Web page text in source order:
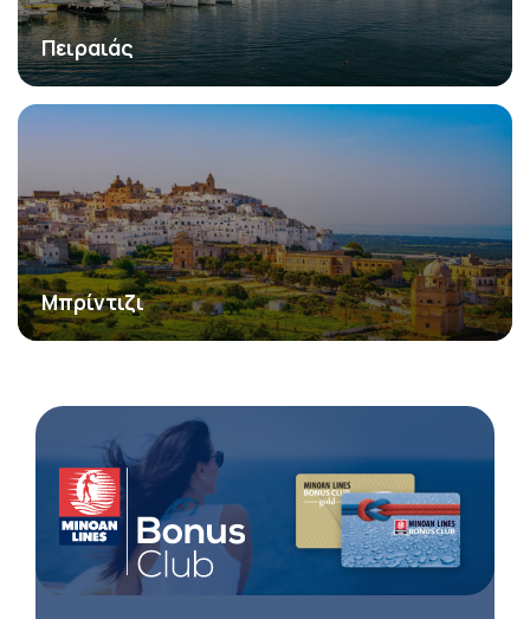
Πειραιάς
Μπρίντιζι